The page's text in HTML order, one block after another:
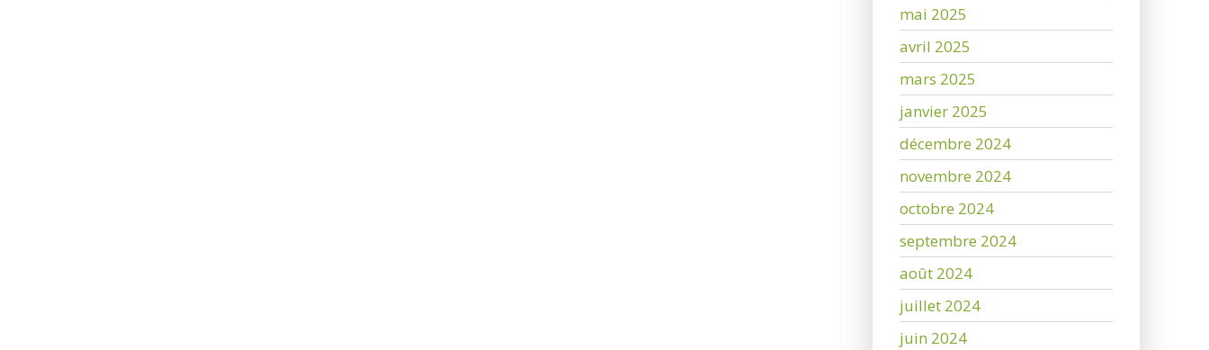
mai 2025
avril 2025
mars 2025
janvier 2025
décembre 2024
novembre 2024
octobre 2024
septembre 2024
août 2024
juillet 2024
juin 2024